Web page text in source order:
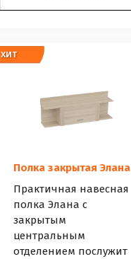
Полка закрытая Элана
Практичная навесная
полка Элана с
закрытым
центральным
отделением послужит
ХИТ
ХИТ